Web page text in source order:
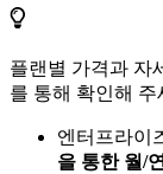
플랜별 가격과 자
를 통해 확인해 주
엔터프라이
을 통한 월/